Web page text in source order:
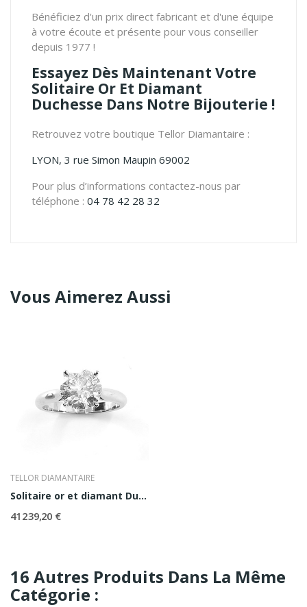
Bénéficiez d'un prix direct fabricant et d'une équipe
à votre écoute et présente pour vous conseiller
depuis 1977 !
Essayez Dès Maintenant Votre
Solitaire Or Et Diamant
Duchesse Dans Notre Bijouterie !
Retrouvez votre boutique Tellor Diamantaire :
LYON, 3 rue Simon Maupin 69002
Pour plus d’informations contactez-nous par
téléphone : 04 78 42 28 32
Vous Aimerez Aussi
TELLOR DIAMANTAIRE
Solitaire or et diamant Duchesse 2ct
41 239,20 €
16 Autres Produits Dans La Même
Catégorie :